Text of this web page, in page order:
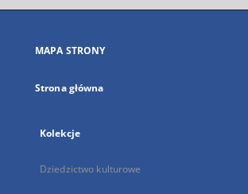
się
karcie
MAPA STRONY
Strona główna
Kolekcje
Dziedzictwo kulturowe